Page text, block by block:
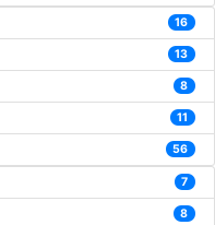
16
13
8
11
56
7
8